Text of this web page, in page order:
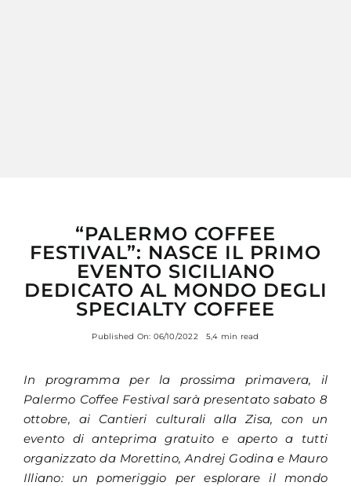
“PALERMO COFFEE
FESTIVAL”: NASCE IL PRIMO
EVENTO SICILIANO
DEDICATO AL MONDO DEGLI
SPECIALTY COFFEE
Published On: 06/10/2022 5,4 min read
In programma per la prossima primavera, il
Palermo Coffee Festival sarà presentato sabato 8
ottobre, ai Cantieri culturali alla Zisa, con un
evento di anteprima gratuito e aperto a tutti
organizzato da Morettino, Andrej Godina e Mauro
Illiano: un pomeriggio per esplorare il mondo